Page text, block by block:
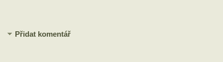
Přidat komentář